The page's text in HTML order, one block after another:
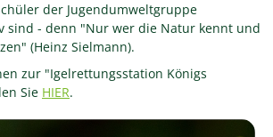
der Jugendumweltgruppe
sind - denn "Nur wer die Natur kennt und
(Heinz Sielmann).
zur "Igelrettungsstation Königs
Sie HIER.